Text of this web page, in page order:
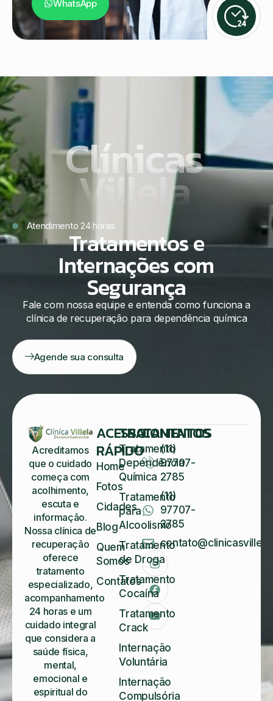
WhatsApp
Clínicas
Villela
Atendimento 24 horas
Tratamentos e
Internações com
Segurança
Fale com nossa equipe e entenda como funciona a
clínica de recuperação para dependência química
Agende sua consulta
Acreditamos
que o cuidado
começa com
acolhimento,
escuta e
informação.
Nossa clínica de
recuperação
oferece
tratamento
especializado,
acompanhamento
24 horas e um
cuidado integral
que considera a
saúde física,
mental,
emocional e
espiritual do
ACESSO
RÁPIDO
Home
Fotos
Cidades
Blog
Quem
Somos
Contatos
TRATAMENTOS
Tratamento
Dependência
Química
Tratamento
para
Alcoolismo
Tratamento
de Droga
Tratamento
Cocaína
Tratamento
Crack
Internação
Voluntária
Internação
Compulsória
CONTATOS
(11)
97707-
2785
(11)
97707-
2785